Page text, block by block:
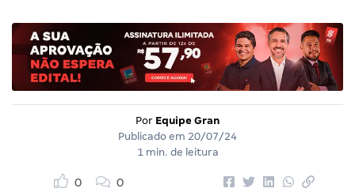
Por Equipe Gran
Publicado em 20/07/24
1 min. de leitura
0 0